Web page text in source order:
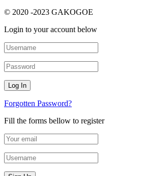
© 2020 -2023 GAKOGOE
Login to your account below
Forgotten Password?
Fill the forms bellow to register